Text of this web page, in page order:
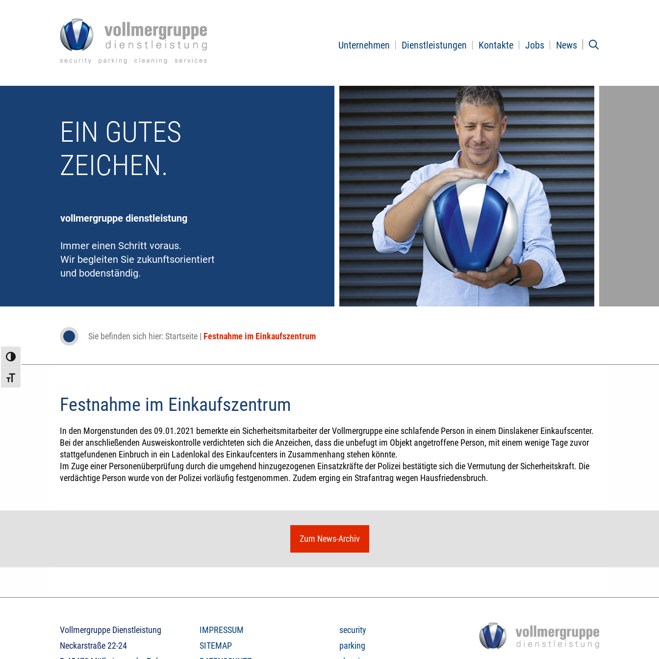
Umschalten auf hohe Kontraste
Schrift vergrößern
Unternehmen Dienstleistungen Kontakte Jobs News
EIN GUTES
ZEICHEN.
vollmergruppe dienstleistung
Immer einen Schritt voraus.
Wir begleiten Sie zukunftsorientiert
und bodenständig.
Sie befinden sich hier: Startseite | Festnahme im Einkaufszentrum
Festnahme im Einkaufszentrum
In den Morgenstunden des 09.01.2021 bemerkte ein Sicherheitsmitarbeiter der Vollmergruppe eine schlafende Person in einem Dinslakener Einkaufscenter.
Bei der anschließenden Ausweiskontrolle verdichteten sich die Anzeichen, dass die unbefugt im Objekt angetroffene Person, mit einem wenige Tage zuvor
stattgefundenen Einbruch in ein Ladenlokal des Einkaufcenters in Zusammenhang stehen könnte.
Im Zuge einer Personenüberprüfung durch die umgehend hinzugezogenen Einsatzkräfte der Polizei bestätigte sich die Vermutung der Sicherheitskraft. Die
verdächtige Person wurde von der Polizei vorläufig festgenommen. Zudem erging ein Strafantrag wegen Hausfriedensbruch.
Zum News-Archiv
Vollmergruppe Dienstleistung
Neckarstraße 22-24
IMPRESSUM
SITEMAP
security
parking